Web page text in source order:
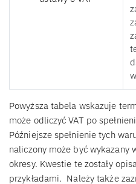
Powyższa tabela wskazuje
może odliczyć VAT po
Późniejsze spełnienie tych
naliczony może być wykazany
okresy. Kwestie te zostały
przykładami. Należy także